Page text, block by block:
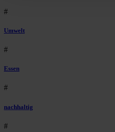
#
Umwelt
#
Essen
#
nachhaltig
#